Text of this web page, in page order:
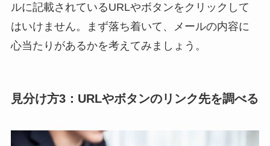
ルに記載されているURLやボタンをクリックして
はいけません。まず落ち着いて、メールの内容に
心当たりがあるかを考えてみましょう。
見分け方3：URLやボタンのリンク先を調べる